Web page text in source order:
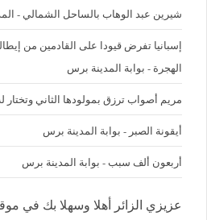
شيرين عبد الوهاب بالساحل الشمالي -
إسبانيا تفرض قيودا على القادمين من
الهجرة - بوابة المدينة برس
مريم أصواب ترزق بمولودها الثاني وتختار
أيقونة الصبر - بوابة المدينة برس
أربعون ألف سبب - بوابة المدينة برس
عزيزي الزائر أهلا وسهلا بك في